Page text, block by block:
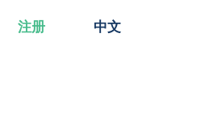
注册 中文